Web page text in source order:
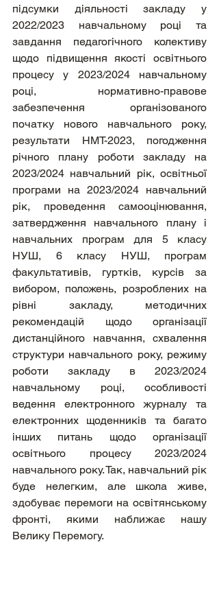
підсумки діяльності закладу у
2022/2023 навчальному році та
завдання педагогічного колективу
щодо підвищення якості освітнього
процесу у 2023/2024 навчальному
році, нормативно-правове
забезпечення організованого
початку нового навчального року,
результати НМТ-2023, погодження
річного плану роботи закладу на
2023/2024 навчальний рік, освітньої
програми на 2023/2024 навчальний
рік, проведення самооцінювання,
затвердження навчального плану і
навчальних програм для 5 класу
НУШ, 6 класу НУШ, програм
факультативів, гуртків, курсів за
вибором, положень, розроблених на
рівні закладу, методичних
рекомендацій щодо організації
дистанційного навчання, схвалення
структури навчального року, режиму
роботи закладу в 2023/2024
навчальному році, особливості
ведення електронного журналу та
електронних щоденників та багато
інших питань щодо організації
освітнього процесу 2023/2024
навчального року. Так, навчальний рік
буде нелегким, але школа живе,
здобуває перемоги на освітянському
фронті, якими наближає нашу
Велику Перемогу.